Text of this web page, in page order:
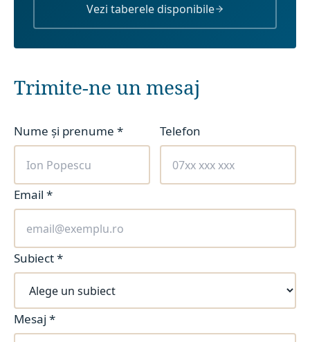
Vezi taberele disponibile
Trimite-ne un mesaj
Nume și prenume * Telefon
Email *
Subiect*
Mesaj *